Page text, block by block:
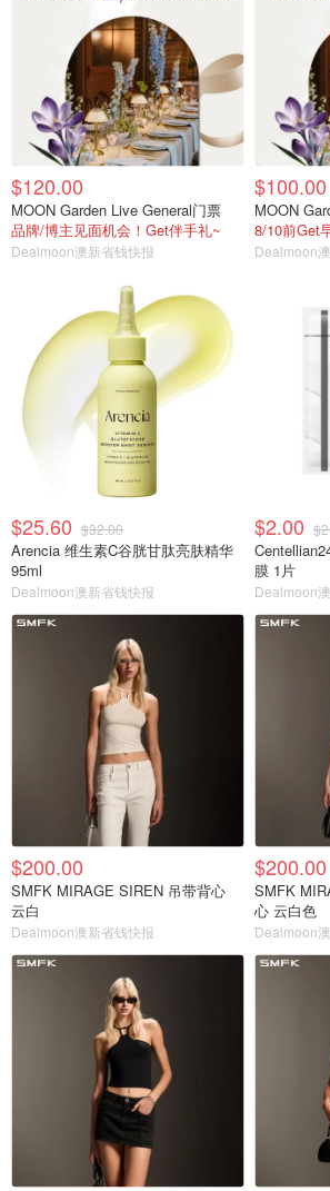
$120.00
MOON Garden Live General门票
品牌/博主见面机会！Get伴手礼~
Dealmoon澳新省钱快报
$100.00
MOON
8/10前Get
Dealmoon
$25.60 $32.00
Arencia 维生素C谷胱甘肽亮肤精华
95ml
Dealmoon澳新省钱快报
$2.00
膜 1片
Dealmoon
$200.00
SMFK MIRAGE SIREN 吊带背心
云白
Dealmoon澳新省钱快报
$200.00
SMFK
心 云白色
Dealmoon